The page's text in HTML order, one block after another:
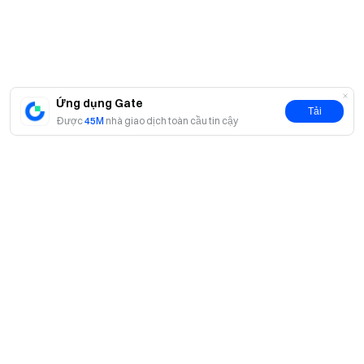
Ứng dụng Gate
Được45M nhà giao dịch toàn cầu tin cậy
Tải